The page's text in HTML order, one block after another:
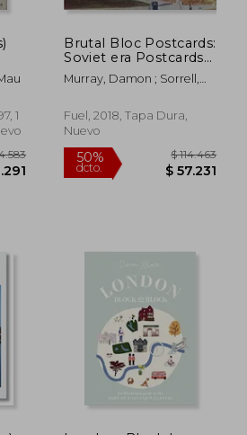
1
Brutal Bloc Postcards:
Soviet era Postcards
From the Eastern
Bloc (en Inglés)
Murray, Damon ; Sorrell,
Jonathan
Fuel, 2018, Tapa Dura,
Nuevo
dcto.